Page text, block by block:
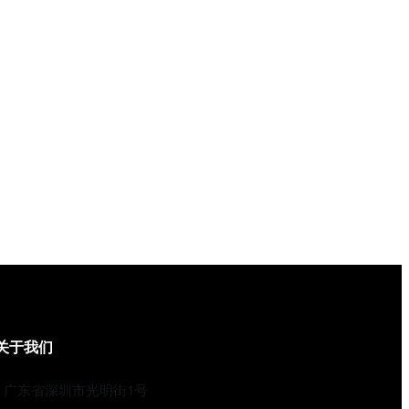
于我们
广东省深圳市光明街1号